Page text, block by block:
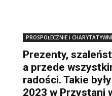
PROSPOŁECZNIE i
Prezenty,
a przede
radości. Takie
2023 w Przystani